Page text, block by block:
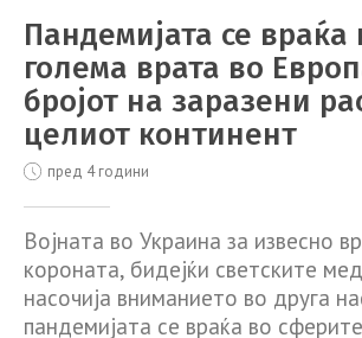
Пандемијата се враќа
голема врата во
бројот на заразени
целиот континент
пред 4 години
Војната во Украина за извесно
короната, бидејќи светските
насочија вниманието во друга
пандемијата се враќа во